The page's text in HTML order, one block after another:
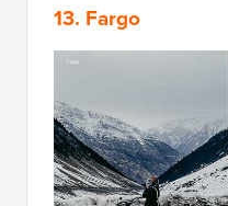
13. Fargo